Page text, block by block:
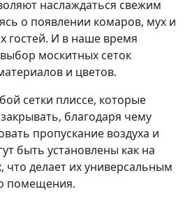
наслаждаться свежим
о появлении комаров, мух и
гостей. И в наше время
москитных сеток
и цветов.
сетки плиссе, которые
благодаря чему
пропускание воздуха и
быть установлены как на
что делает их универсальным
помещения.